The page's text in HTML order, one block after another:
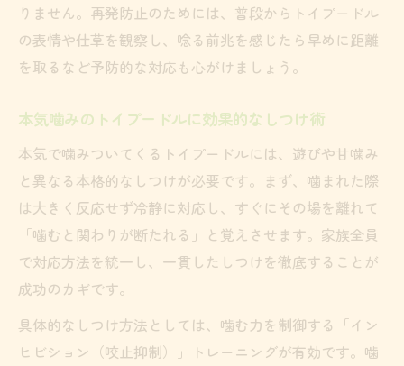
りません。再発防止のためには、普段からトイプードル
の表情や仕草を観察し、唸る前兆を感じたら早めに距離
を取るなど予防的な対応も心がけましょう。
本気噛みのトイプードルに効果的なしつけ術
本気で噛みついてくるトイプードルには、遊びや甘噛み
と異なる本格的なしつけが必要です。まず、噛まれた際
は大きく反応せず冷静に対応し、すぐにその場を離れて
「噛むと関わりが断たれる」と覚えさせます。家族全員
で対応方法を統一し、一貫したしつけを徹底することが
成功のカギです。
具体的なしつけ方法としては、噛む力を制御する「イン
ヒビション（咬止抑制）」トレーニングが有効です。噛